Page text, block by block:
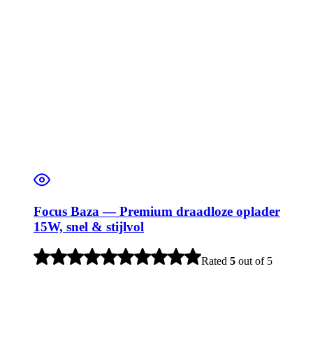
Focus Baza — Premium draadloze oplader
15W, snel & stijlvol
Rated 5 out of 5